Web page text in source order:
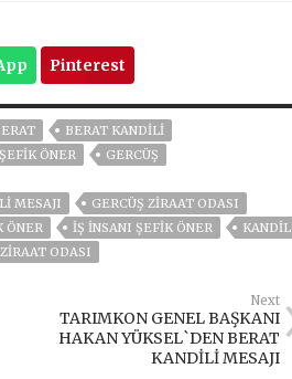
Pinterest
BERAT KANDILI
ÖNER
GERCÜŞ
MESAJI
GERCÜŞ ZIRAAT ODASI
ÖNER IŞ INSANI ŞEFIK ÖNER
KANDIL
ZIRAAT ODASI
Next
TARIMKON GENEL BAŞKANI
HAKAN YÜKSEL`DEN BERAT
KANDİLİ MESAJI